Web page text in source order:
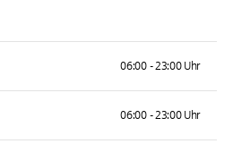
06:00 - 23:00 Uhr
06:00 - 23:00 Uhr